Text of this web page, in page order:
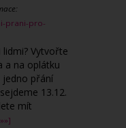
prani-pro-
Vytvořte
a na oplátku
jedno přání
13.12.
mít